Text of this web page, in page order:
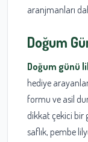
aranjmanları
Doğum
Doğum günü
hediye
formu ve asil
dikkat çekici bir
saflık, pembe